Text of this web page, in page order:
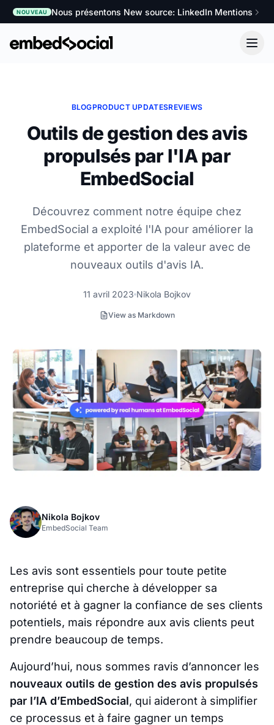
NOUVEAU Nous présentons New source: LinkedIn Mentions
BLOGPRODUCT UPDATESREVIEWS
Outils de gestion des avis
propulsés par l'IA par
EmbedSocial
Découvrez comment notre équipe chez
EmbedSocial a exploité l'IA pour améliorer la
plateforme et apporter de la valeur avec de
nouveaux outils d'avis IA.
11 avril 2023 Nikola Bojkov
View as Markdown
Nikola Bojkov
EmbedSocial Team
Les avis sont essentiels pour toute petite
entreprise qui cherche à développer sa
notoriété et à gagner la confiance de ses clients
potentiels, mais répondre aux avis clients peut
prendre beaucoup de temps.
Aujourd’hui, nous sommes ravis d’annoncer les
nouveaux outils de gestion des avis propulsés
par l’IA d’EmbedSocial, qui aideront à simplifier
ce processus et à faire gagner un temps